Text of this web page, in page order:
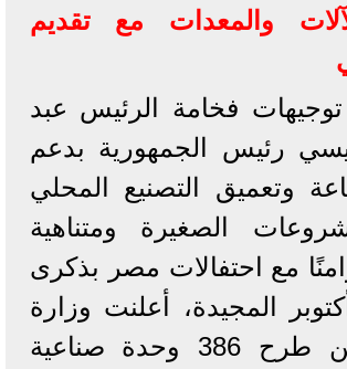
والمعدات مع تقديم
فخامة الرئيس عبد
رئيس الجمهورية بدعم
وتعميق التصنيع المحلي
الصغيرة ومتناهية
مع احتفالات مصر بذكرى
المجيدة، أعلنت وزارة
الصناعة عن طرح 386 وحدة صناعية